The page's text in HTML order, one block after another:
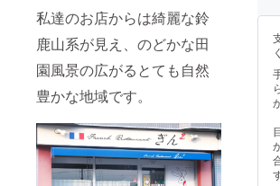
私達のお店からは綺麗な鈴
鹿山系が見え、のどかな田
園風景の広がるとても自然
豊かな地域です。